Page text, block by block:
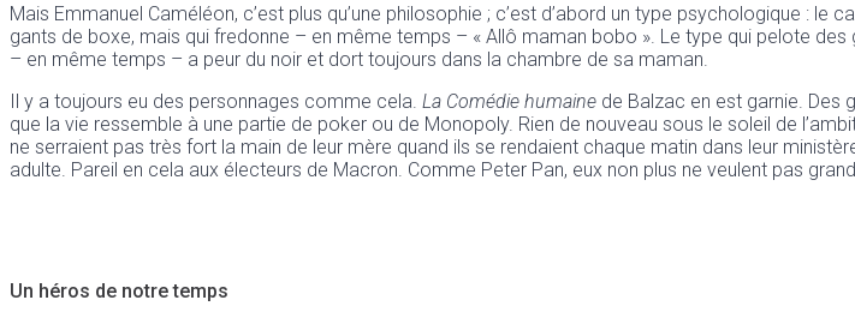
Mais Emmanuel Caméléon, c’est plus qu’une philosophie ; c’est d’abord un type psychologique :
gants de boxe, mais qui fredonne – en même temps – « Allô maman bobo ». Le type qui pelote
– en même temps – a peur du noir et dort toujours dans la chambre de sa maman.
Il y a toujours eu des personnages comme cela. La Comédie humaine de Balzac en est garnie. Des
que la vie ressemble à une partie de poker ou de Monopoly. Rien de nouveau sous le soleil de
ne serraient pas très fort la main de leur mère quand ils se rendaient chaque matin dans leur
adulte. Pareil en cela aux électeurs de Macron. Comme Peter Pan, eux non plus ne veulent pas
Un héros de notre temps